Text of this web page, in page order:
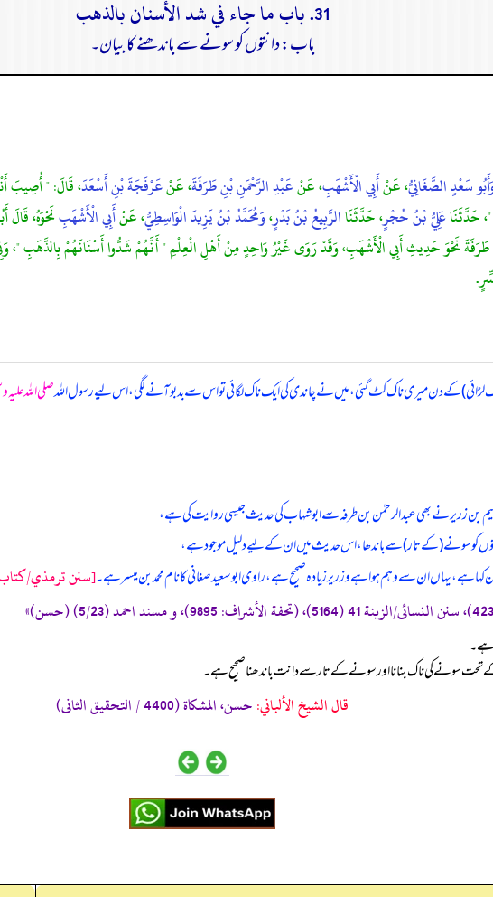
31. باب ما جاء في شد الأسنان بالذهب
باب: دانتوں کو سونے سے باندھنے کا بیان۔
سَعْدٍ الصَّغَانِيُّ، عَنْأَبِي الْأَشْهَبِ، عَنْعَبْدِ الرَّحْمَنِ بْنِ طَرَفَةَ، عَنْعَرْفَجَةَ بْنِ أَسْعَدَ، قَالَ: " أُصِيبَ
حَدَّثَنَاعَلِيُّ بْنُ حُجْرٍ، حَدَّثَنَاالرَّبِيعُ بْنُ بَدْرٍ،وَمُحَمَّدُ بْنُ يَزِيدَ الْوَاسِطِيُّ، عَنْأَبِي الْأَشْهَبِنَحْوَهُ،
نَحْوَ حَدِيثِ أَبِي الْأَشْهَبِ، وَقَدْ رَوَى غَيْرُ وَاحِدٍ مِنْ أَهْلِ الْعِلْمِ " أَنَّهُمْ شَدُّوا أَسْنَانَهُمْ بِالذَّهَبِ
لڑائی) کے دن میری ناک کٹ گئی، میں نے چاندی کی ایک ناک لگائی تو اس سے بدبو آنے لگی، اس لیے رسول اللہصلی اللہ
بن زریر نے بھی عبدالرحمٰن بن طرفہ سے ابوشہاب کی حدیث جیسی روایت کی ہے،
کو سونے (کے تار) سے باندھا، اس حدیث میں ان کے لیے دلیل موجود ہے،
یہاں ان سے وہم ہوا ہے وزریر زیادہ صحیح ہے، راوی ابوسعید صغانی کا نام محمد بن میسر ہے۔[سنن ترمذي/كتاب
ہے۔
سونے کی ناک بنانا اور سونے کے تار سے دانت باندھنا صحیح ہے۔
قال الشيخ الألباني:حسن، المشكاة (4400 / التحقيق الثانى)